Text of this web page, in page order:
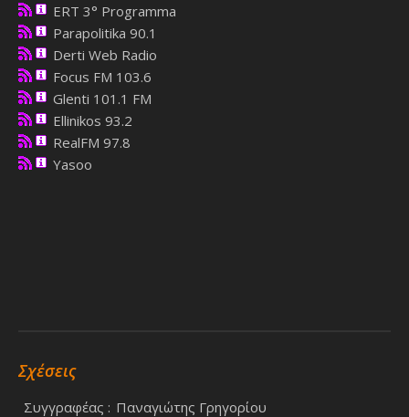
ERT 3° Programma
Parapolitika 90.1
Derti Web Radio
Focus FM 103.6
Glenti 101.1 FM
Ellinikos 93.2
RealFM 97.8
Yasoo
Σχέσεις
Συγγραφέας : Παναγιώτης Γρηγορίου